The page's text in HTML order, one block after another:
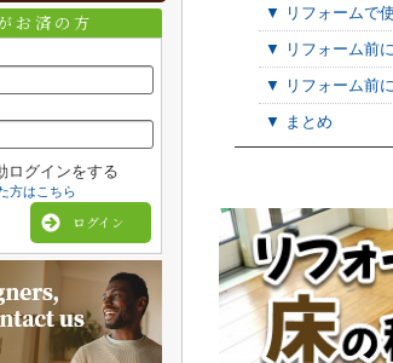
▼ リフォームで
▼ リフォーム前
▼ リフォーム前
▼ まとめ
お済の方
ログインをする
方はこちら
ログイン